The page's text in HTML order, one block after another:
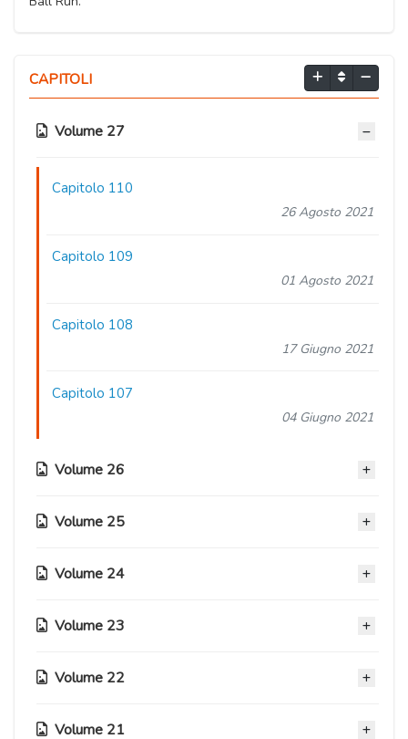
CAPITOLI
Volume 27
Capitolo 110
26 Agosto 2021
Capitolo 109
01 Agosto 2021
Capitolo 108
17 Giugno 2021
Capitolo 107
04 Giugno 2021
Volume 26
Capitolo 106
18 Febbraio 2021
19 Gennaio 2021
Capitolo 103
Volume 25
Capitolo 102
11 Novembre 2020
Volume 24
Capitolo 98
11 Novembre 2020
Volume 23
Capitolo 94
Volume 22
Capitolo 90
Volume 21